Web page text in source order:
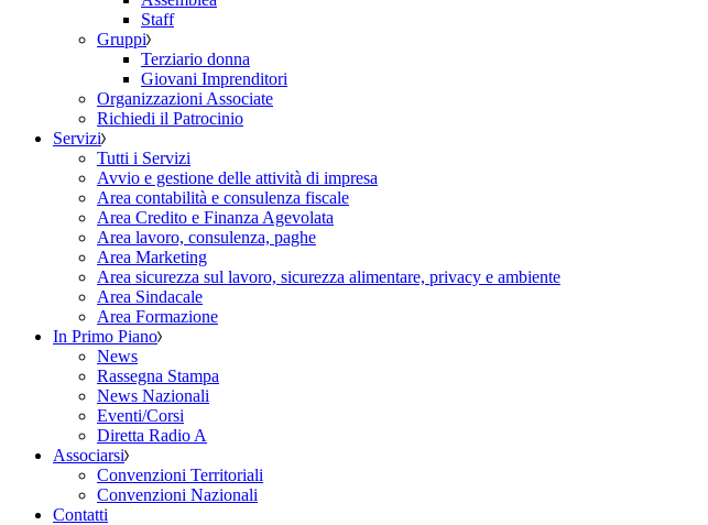
Staff
Gruppi
Terziario donna
Giovani Imprenditori
Organizzazioni Associate
Richiedi il Patrocinio
Servizi
Tutti i Servizi
Avvio e gestione delle attività di impresa
Area contabilità e consulenza fiscale
Area Credito e Finanza Agevolata
Area lavoro, consulenza, paghe
Area Marketing
Area sicurezza sul lavoro, sicurezza alimentare, privacy e ambiente
Area Sindacale
Area Formazione
In Primo Piano
News
Rassegna Stampa
News Nazionali
Eventi/Corsi
Diretta Radio A
Associarsi
Convenzioni Territoriali
Convenzioni Nazionali
Contatti